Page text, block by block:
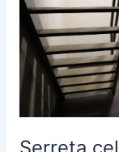
elevação
Santuário
Diocesano
de
olhos